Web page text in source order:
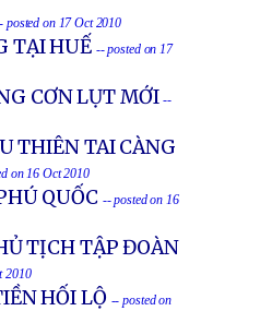
posted on 17 Oct 2010
TẠI HUẾ -- posted on 17
CƠN LỤT MỚI --
THIÊN TAI CÀNG
on 16 Oct 2010
QUỐC -- posted on 16
TỊCH TẬP ĐOÀN
2010
HỐI LỘ -- posted on